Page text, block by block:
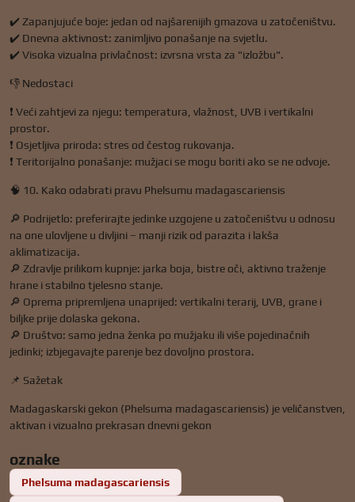
✔️ Zapanjujuće boje: jedan od najšarenijih gmazova u zatočeništvu.
✔️ Dnevna aktivnost: zanimljivo ponašanje na svjetlu.
✔️ Visoka vizualna privlačnost: izvrsna vrsta za "izložbu".
👎 Nedostaci
❗ Veći zahtjevi za njegu: temperatura, vlažnost, UVB i vertikalni
prostor.
❗ Osjetljiva priroda: stres od čestog rukovanja.
❗ Teritorijalno ponašanje: mužjaci se mogu boriti ako se ne odvoje.
🧠 10. Kako odabrati pravu Phelsumu madagascariensis
🔎 Podrijetlo: preferirajte jedinke uzgojene u zatočeništvu u odnosu
na one ulovljene u divljini – manji rizik od parazita i lakša
aklimatizacija.
🔎 Zdravlje prilikom kupnje: jarka boja, bistre oči, aktivno traženje
hrane i stabilno tjelesno stanje.
🔎 Oprema pripremljena unaprijed: vertikalni terarij, UVB, grane i
biljke prije dolaska gekona.
🔎 Društvo: samo jedna ženka po mužjaku ili više pojedinačnih
jedinki; izbjegavajte parenje bez dovoljno prostora.
📌 Sažetak
Madagaskarski gekon (Phelsuma madagascariensis) je veličanstven,
aktivan i vizualno prekrasan dnevni gekon
oznake
Phelsuma madagascariensis